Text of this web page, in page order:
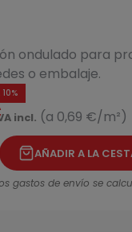
ondulado para
o embalaje.
10%
incl. (a 0,69 €/m²)
AÑADIR A LA
gastos de envío se